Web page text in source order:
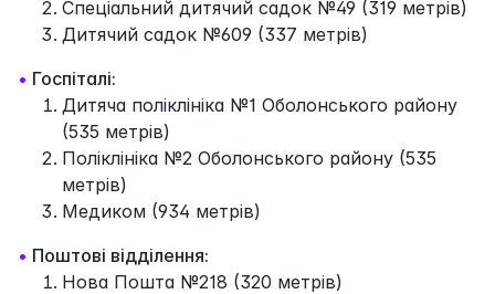
Спеціальний дитячий садок №49 (319 метрів)
Дитячий садок №609 (337 метрів)
• Госпіталі:
Дитяча поліклініка №1 Оболонського району
(535 метрів)
Поліклініка №2 Оболонського району (535
метрів)
Медиком (934 метрів)
• Поштові відділення:
Нова Пошта №218 (320 метрів)